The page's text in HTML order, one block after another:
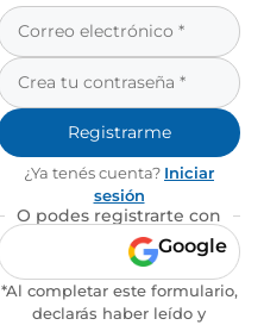
Registrarme
¿Ya tenés cuenta? Iniciar
sesión
O podes registrarte con
Google
*Al completar este formulario,
declarás haber leído y